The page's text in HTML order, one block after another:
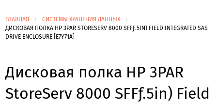
ГЛАВНАЯ
СИСТЕМЫ ХРАНЕНИЯ ДАННЫХ
ДИСКОВАЯ ПОЛКА HP 3PAR STORESERV 8000 SFFƑ.5IN) FIELD INTEGRATED SAS
DRIVE ENCLOSURE [E7Y71A]
Дисковая полка HP 3PAR
StoreServ 8000 SFFƒ.5in) Field